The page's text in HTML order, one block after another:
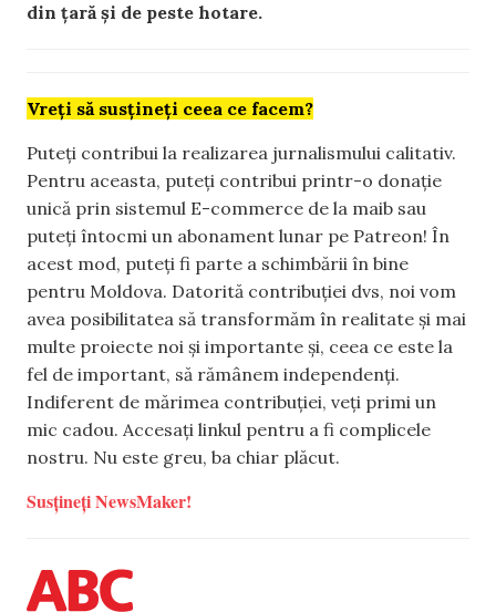
din țară și de peste hotare.
Vreți să susțineți ceea ce facem?
Puteți contribui la realizarea jurnalismului calitativ.
Pentru aceasta, puteți contribui printr-o donație
unică prin sistemul E-commerce de la maib sau
puteți întocmi un abonament lunar pe Patreon! În
acest mod, puteți fi parte a schimbării în bine
pentru Moldova. Datorită contribuției dvs, noi vom
avea posibilitatea să transformăm în realitate și mai
multe proiecte noi și importante și, ceea ce este la
fel de important, să rămânem independenți.
Indiferent de mărimea contribuției, veți primi un
mic cadou. Accesați linkul pentru a fi complicele
nostru. Nu este greu, ba chiar plăcut.
Susțineți NewsMaker!